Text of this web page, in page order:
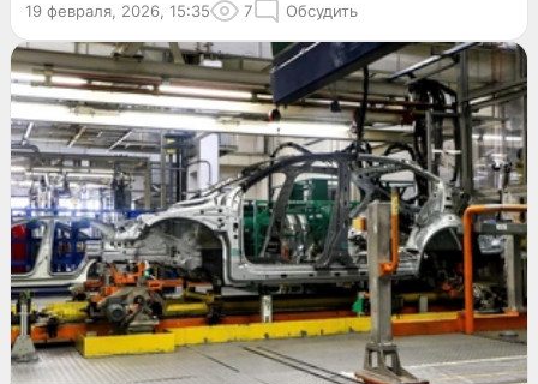
19 февраля, 2026, 15:35 7 Обсудить